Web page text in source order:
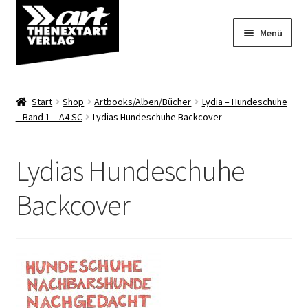
Zur
Navigation
springen
Zum
Inhalt
springen
Menü
Shop
Start Shop Artbooks/Alben/Bücher
Lydia – Hundeschuhe
– Band 1 – A4 SC
Lydias Hundeschuhe Backcover
Lydias Hundeschuhe
Backcover